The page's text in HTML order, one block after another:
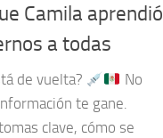
Camila aprendió
a todas
de vuelta?
No
te gane.
clave, cómo se